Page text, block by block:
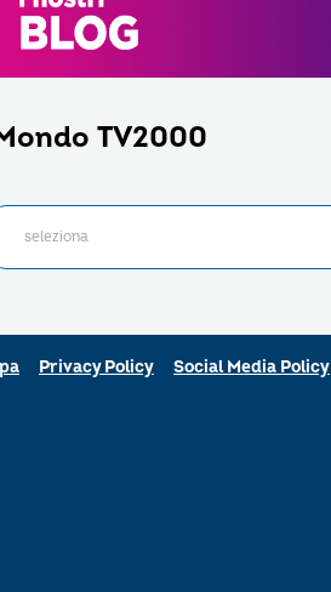
TV2000
Privacy Policy Social Media Policy